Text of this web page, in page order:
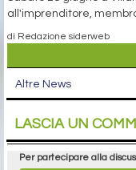
all'imprenditore,
di Redazione siderweb
Altre News
LASCIA UN
Per partecipare alla